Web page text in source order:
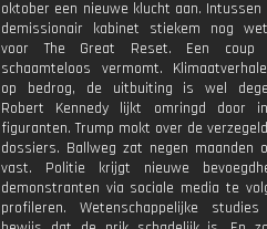
oktober een nieuwe klucht aan.
demissionair kabinet stiekem nog
voor The Great Reset. Een coup
schaamteloos vermomt.
op bedrog, de uitbuiting is wel
Robert Kennedy lijkt omringd door
figuranten. Trump mokt over de
dossiers. Ballweg zat negen maanden
vast. Politie krijgt nieuwe
demonstranten via sociale media te
profileren. Wetenschappelijke